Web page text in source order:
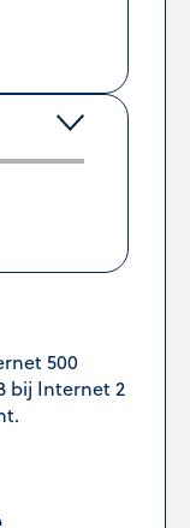
500
bij Internet 2